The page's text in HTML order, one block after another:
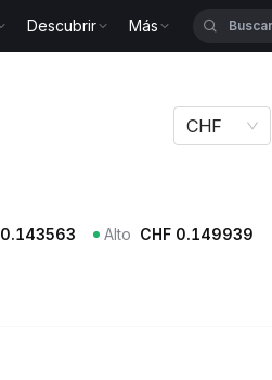
Descubrir Más
CHF
0.143563 Alto CHF 0.149939